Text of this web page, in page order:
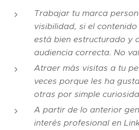
Trabajar tu marca
visibilidad, si el
está bien estructurado y
audiencia correcta. No
Atraer más visitas a tu
veces porque les ha
otras por simple
A partir de lo anterior
interés profesional en